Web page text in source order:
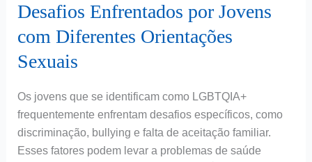
Desafios Enfrentados por Jovens
com Diferentes Orientações
Sexuais
Os jovens que se identificam como LGBTQIA+
frequentemente enfrentam desafios específicos, como
discriminação, bullying e falta de aceitação familiar.
Esses fatores podem levar a problemas de saúde